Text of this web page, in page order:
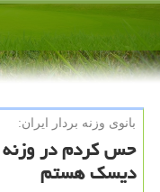
بانوی وزنه بردار ایران:
حس كردم در وزنه
دیسك هستم